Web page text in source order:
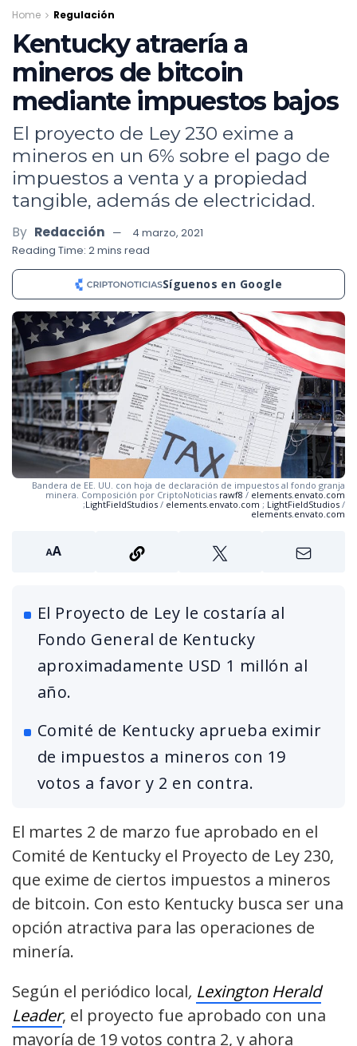
Home Regulación
Kentucky atraería a
mineros de bitcoin
mediante impuestos bajos
El proyecto de Ley 230 exime a
mineros en un 6% sobre el pago de
impuestos a venta y a propiedad
tangible, además de electricidad.
By Redacción
4 marzo, 2021
Reading Time: 2 mins read
Síguenos en Google
Bandera de EE. UU. con hoja de declaración de impuestos al fondo granja
minera. Composición por CriptoNoticias rawf8 / elements.envato.com
;LightFieldStudios / elements.envato.com ; LightFieldStudios /
elements.envato.com
El Proyecto de Ley le costaría al
Fondo General de Kentucky
aproximadamente USD 1 millón al
año.
Comité de Kentucky aprueba eximir
de impuestos a mineros con 19
votos a favor y 2 en contra.
El martes 2 de marzo fue aprobado en el
Comité de Kentucky el Proyecto de Ley 230,
que exime de ciertos impuestos a mineros
de bitcoin. Con esto Kentucky busca ser una
opción atractiva para las operaciones de
minería.
Según el periódico local, Lexington Herald
Leader, el proyecto fue aprobado con una
mayoría de 19 votos contra 2, y ahora